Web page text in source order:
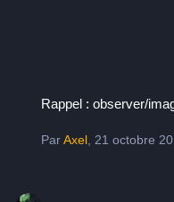
Rappel : observer/
ParAxel 21 octobre